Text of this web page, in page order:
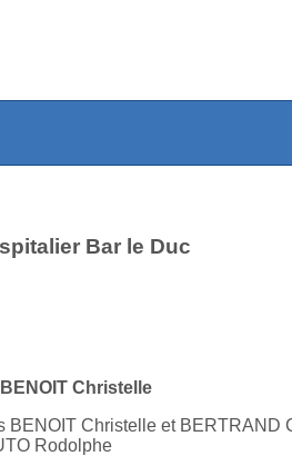
Bar le Duc
Christelle
BENOIT Christelle et BERTRAND
Rodolphe